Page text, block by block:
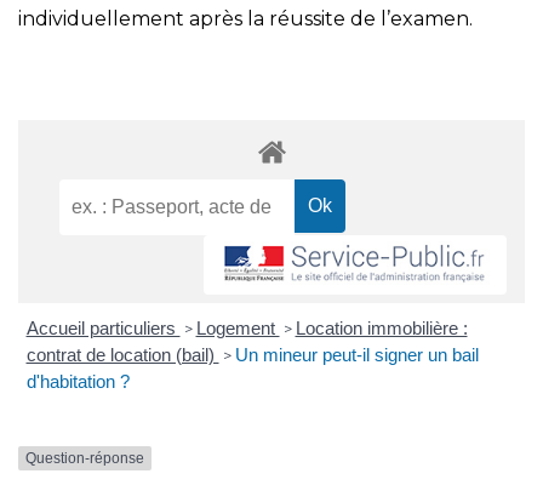
individuellement après la réussite de l’examen.
Accueil particuliers > Logement > Location immobilière :
contrat de location (bail) > Un mineur peut-il signer un bail
d'habitation ?
Question-réponse